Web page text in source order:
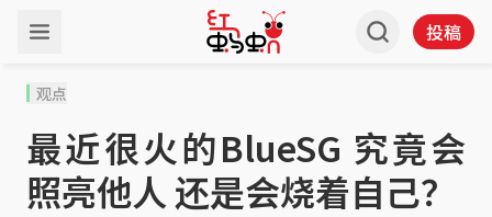
投稿
观点
最近很火的BlueSG 究竟会
照亮他人 还是会烧着自己？